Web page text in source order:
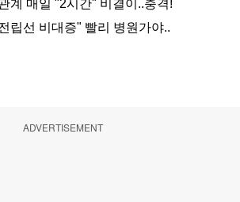
ADVERTISEMENT